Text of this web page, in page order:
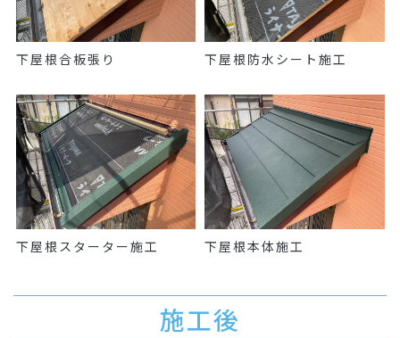
下屋根合板張り 下屋根防水シート施工
下屋根スターター施工 下屋根本体施工
施工後